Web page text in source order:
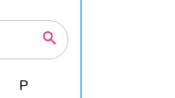
Р